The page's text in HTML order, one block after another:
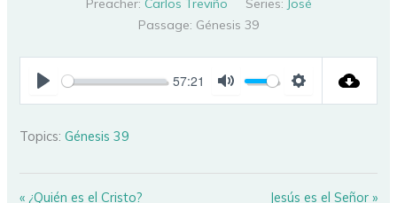
Preacher: Carlos Treviño Series: José
Passage: Génesis 39
PLAY
57:21
MUTE SETTINGS
Topics: Génesis 39
« ¿Quién es el Cristo? Jesús es el Señor »